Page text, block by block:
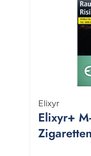
Elixyr
Elixyr+